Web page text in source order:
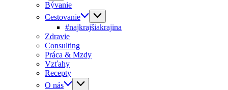
Bývanie
Cestovanie
#najkrajšiakrajina
Zdravie
Consulting
Práca & Mzdy
Vzťahy
Recepty
O nás